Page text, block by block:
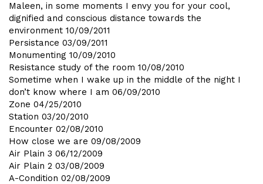
Maleen, in some moments I envy you for your cool,
dignified and conscious distance towards the
environment 10/09/2011
Persistance 03/09/2011
Monumenting 10/09/2010
Resistance study of the room 10/08/2010
Sometime when I wake up in the middle of the night I
don’t know where I am 06/09/2010
Zone 04/25/2010
Station 03/20/2010
Encounter 02/08/2010
How close we are 09/08/2009
Air Plain 3 06/12/2009
Air Plain 2 03/08/2009
A-Condition 02/08/2009